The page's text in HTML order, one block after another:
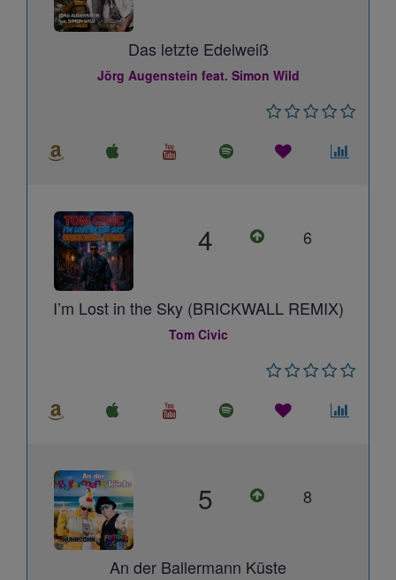
Das letzte Edelweiß
Jörg Augenstein feat. Simon Wild
4 6
I’m Lost in the Sky (BRICKWALL REMIX)
Tom Civic
5 8
An der Ballermann Küste